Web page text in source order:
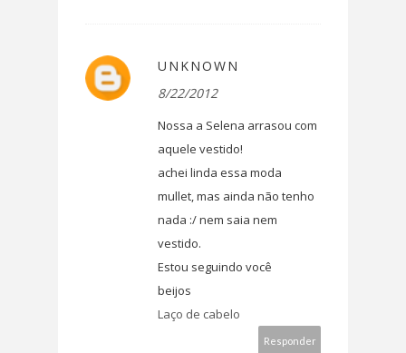
UNKNOWN
8/22/2012
Nossa a Selena arrasou com
aquele vestido!
achei linda essa moda
mullet, mas ainda não tenho
nada :/ nem saia nem
vestido.
Estou seguindo você
beijos
Laço de cabelo
Responder